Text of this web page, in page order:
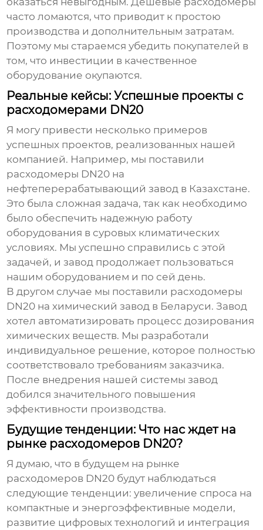
часто ломаются, что приводит к простою
производства и дополнительным затратам.
Поэтому мы стараемся убедить покупателей в
том, что инвестиции в качественное
оборудование окупаются.
Реальные кейсы: Успешные проекты с
расходомерами DN20
Я могу привести несколько примеров
успешных проектов, реализованных нашей
компанией. Например, мы поставили
расходомеры DN20 на
нефтеперерабатывающий завод в Казахстане.
Это была сложная задача, так как необходимо
было обеспечить надежную работу
оборудования в суровых климатических
условиях. Мы успешно справились с этой
задачей, и завод продолжает пользоваться
нашим оборудованием и по сей день.
В другом случае мы поставили расходомеры
DN20 на химический завод в Беларуси. Завод
хотел автоматизировать процесс дозирования
химических веществ. Мы разработали
индивидуальное решение, которое полностью
соответствовало требованиям заказчика.
После внедрения нашей системы завод
добился значительного повышения
эффективности производства.
Будущие тенденции: Что нас ждет на
рынке расходомеров DN20?
Я думаю, что в будущем на рынке
расходомеров DN20 будут наблюдаться
следующие тенденции: увеличение спроса на
компактные и энергоэффективные модели,
развитие цифровых технологий и интеграция